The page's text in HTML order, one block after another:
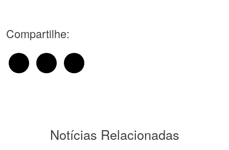
Compartilhe:
Notícias Relacionadas